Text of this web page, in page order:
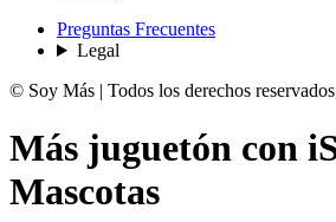
Preguntas Frecuentes
Legal
© Soy Más | Todos los derechos
Más juguetón con
Mascotas